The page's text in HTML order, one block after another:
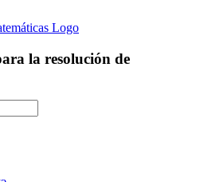
la resolución de